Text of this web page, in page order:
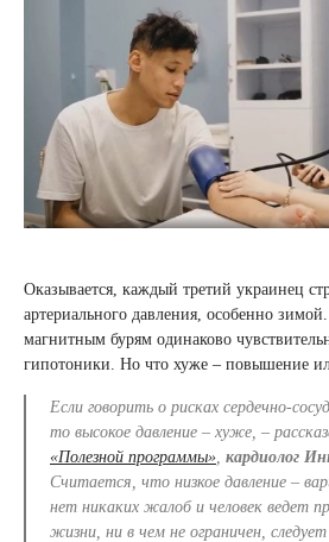
Оказывается, каждый третий украинец
артериального давления, особенно
магнитным бурям одинаково
гипотоники. Но что хуже – повышение
Если говорить о рисках сердечно-
то высокое давление – хуже, –
«Полезной программы» кардиолог
Считается, что низкое давление –
нет никаких жалоб и человек ведет
жизни, ни в чем не ограничен, следует